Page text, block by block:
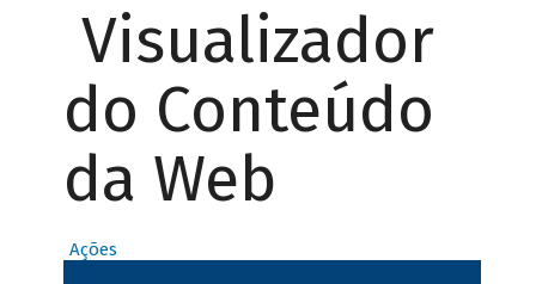
Visualizador
do Conteúdo
da Web
Ações